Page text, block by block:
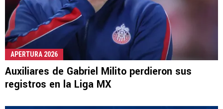
APERTURA 2026
Auxiliares de Gabriel Milito perdieron sus
registros en la Liga MX